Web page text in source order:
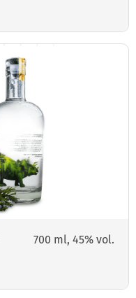
700 ml, 45% vol.